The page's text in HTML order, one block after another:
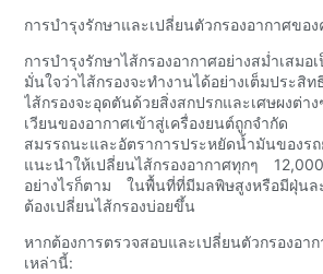
การบำรุงรักษาและเปลี่ยนตัวกรองอากาศขอ
การบำรุงรักษาไส้กรองอากาศอย่างสม่ำเสมอ
มั่นใจว่าไส้กรองจะทำงานได้อย่างเต็มประสิ
ไส้กรองจะอุดตันด้วยสิ่งสกปรกและเศษผง
เวียนของอากาศเข้าสู่เครื่องยนต์ถูกจำกั
สมรรถนะและอัตราการประหยัดน้ำมันของ
แนะนำให้เปลี่ยนไส้กรองอากาศทุกๆ
อย่างไรก็ตาม ในพื้นที่ที่มีมลพิษสูงหรือมีฝุ่นล
ต้องเปลี่ยนไส้กรองบ่อยขึ้น
หากต้องการตรวจสอบและเปลี่ยนตัวกรองอ
เหล่านี้: